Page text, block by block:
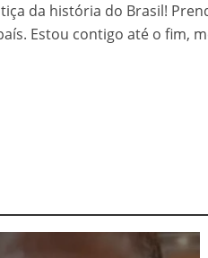
da história do Brasil!
Estou contigo até o fim,